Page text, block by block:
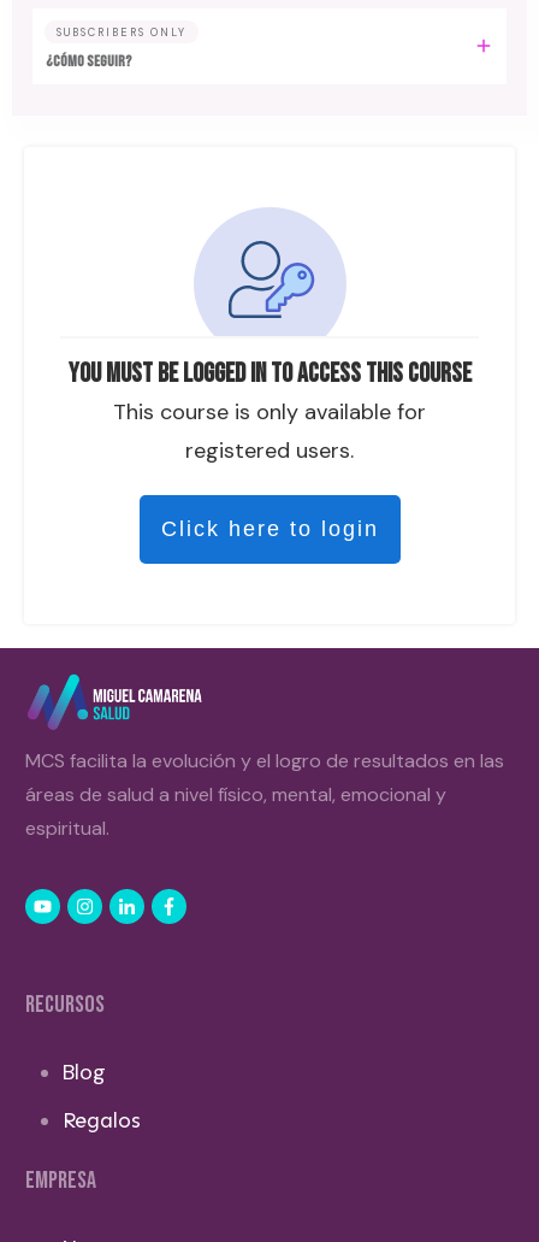
You must be logged in to access this course
This course is only available for
registered users.
Click here to login
SUBSCRIBERS ONLY
¿CÓMO SEGUIR?
MCS facilita la evolución y el logro de resultados en las
áreas de salud a nivel físico, mental, emocional y
espiritual.
RECURSOS
Blog
Regalos
EMPRESA